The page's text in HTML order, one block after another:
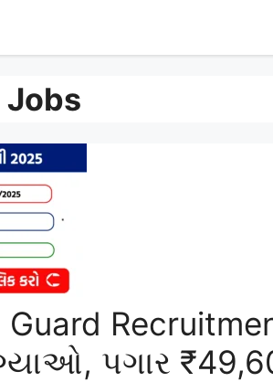
Jobs
પગાર